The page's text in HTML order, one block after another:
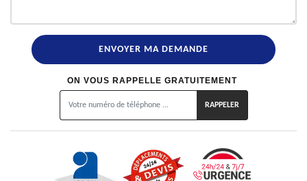
ON VOUS RAPPELLE GRATUITEMENT